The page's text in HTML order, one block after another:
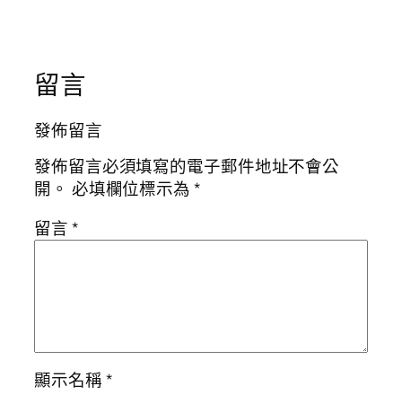
留言
發佈留言
發佈留言必須填寫的電子郵件地址不會公
開。 必填欄位標示為*
留言*
顯示名稱*